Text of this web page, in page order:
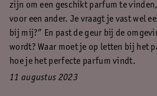
zijn om een geschikt parfum te
voor een ander. Je vraagt je vast wel
bij mij?” En past de geur bij de
wordt? Waar moet je op letten bij het
hoe je het perfecte parfum vindt.
11 augustus 2023